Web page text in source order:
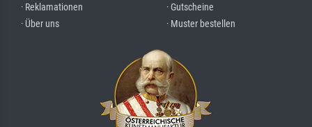
· Reklamationen
· Über uns
· Gutscheine
· Muster bestellen